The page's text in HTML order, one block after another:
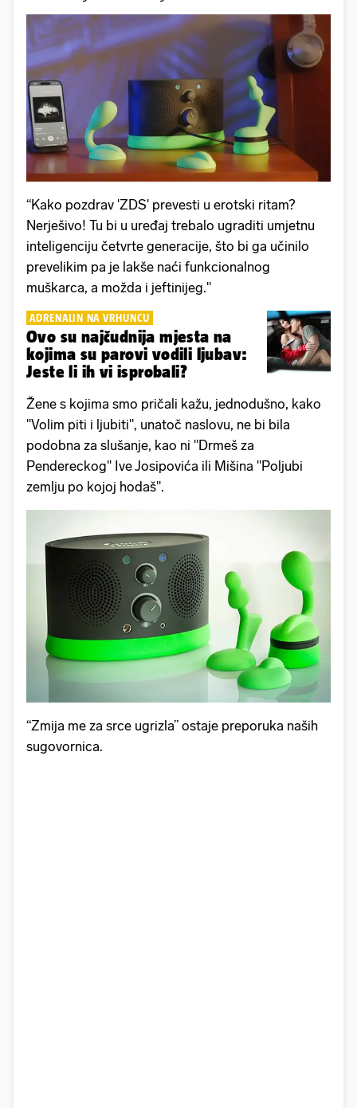
“Kako pozdrav 'ZDS' prevesti u erotski ritam?
Nerješivo! Tu bi u uređaj trebalo ugraditi umjetnu
inteligenciju četvrte generacije, što bi ga učinilo
prevelikim pa je lakše naći funkcionalnog
muškarca, a možda i jeftinijeg."
ADRENALIN NA VRHUNCU
Ovo su najčudnija mjesta na
kojima su parovi vodili ljubav:
Jeste li ih vi isprobali?
Žene s kojima smo pričali kažu, jednodušno, kako
"Volim piti i ljubiti", unatoč naslovu, ne bi bila
podobna za slušanje, kao ni "Drmeš za
Pendereckog" Ive Josipovića ili Mišina "Poljubi
zemlju po kojoj hodaš".
“Zmija me za srce ugrizla” ostaje preporuka naših
sugovornica.